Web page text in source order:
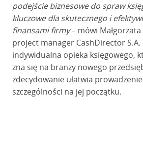
podejście biznesowe do spraw
kluczowe dla skutecznego i
finansami firmy– mówi Małgorzata
project manager CashDirector
indywidualna opieka księgowego,
zna się na branży nowego
zdecydowanie ułatwia
szczególności na jej początku.